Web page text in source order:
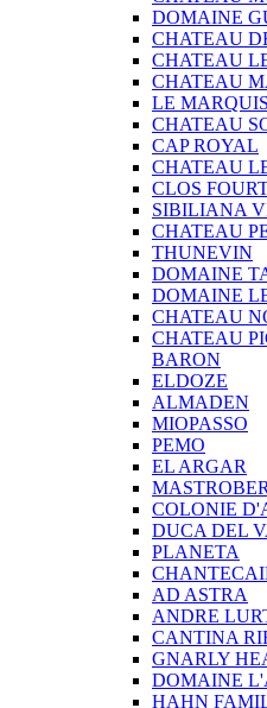
DOMAINE
CHATEAU
CHATEAU
CHATEAU
LE
CHATEAU
CAP ROYAL
CHATEAU
CLOS
SIBILIANA
CHATEAU
THUNEVIN
DOMAINE
DOMAINE
CHATEAU
CHATEAU
BARON
ELDOZE
ALMADEN
MIOPASSO
PEMO
EL ARGAR
COLONIE
DUCA DEL
PLANETA
AD ASTRA
ANDRE
CANTINA
GNARLY
DOMAINE
HAHN